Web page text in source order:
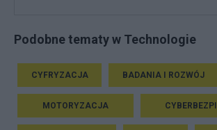
Podobne tematy w Technologie
CYFRYZACJA BADANIA I ROZWÓJ
MOTORYZACJA